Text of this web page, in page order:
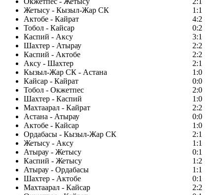
Жетысу - Кызыл-Жар СК
1:1
Актобе - Кайрат
4:2
Тобол - Кайсар
0:2
Каспий - Аксу
3:1
Шахтер - Атырау
2:2
Каспий - Актобе
2:2
Аксу - Шахтер
2:1
Кызыл-Жар СК - Астана
1:0
Кайсар - Кайрат
0:0
Тобол - Окжетпес
2:0
Шахтер - Каспий
1:0
Махтаарал - Кайрат
2:2
Астана - Атырау
0:0
Актобе - Кайсар
1:0
Ордабасы - Кызыл-Жар СК
2:1
Жетысу - Аксу
1:1
Атырау - Жетысу
0:1
Каспий - Жетысу
1:2
Атырау - Ордабасы
1:1
Шахтер - Актобе
0:1
Махтаарал - Кайсар
2:2